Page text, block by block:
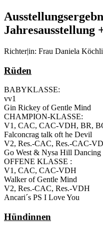
Jahresausstellung
Richter|in: Frau Daniela
Rüden
BABYKLASSE:
vv1
Gin Rickey of Gentle Mind
CHAMPION-KLASSE:
V1, CAC, CAC-VDH, BR,
Falconcrag talk oft he Devil
V2, Res.-CAC, Res.-CAC-
Go West & Nysa Hill Dancing
OFFENE KLASSE :
V1, CAC, CAC-VDH
Walker of Gentle Mind
V2, Res.-CAC, Res.-VDH
Ancari´s PS I Love You
Hündinnen